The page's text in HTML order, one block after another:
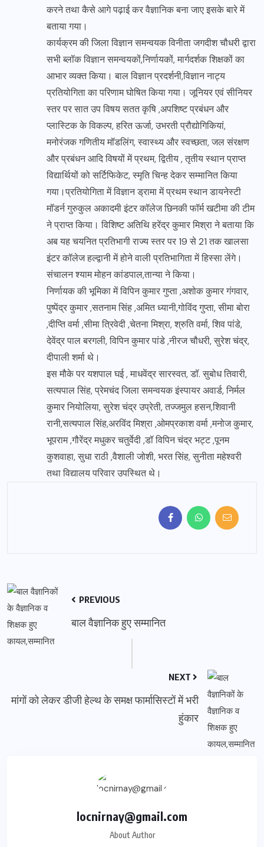
करने तथा कैसे आगे पढ़ाई कर वैज्ञानिक बना जाए इसके बारे में
बताया गया।
कार्यक्रम की जिला विज्ञान समन्वयक विनीता जगदीश चौधरी द्वारा
सभी ब्लॉक विज्ञान समन्वयकों,निर्णायकों, मार्गदर्शक शिक्षकों का
आभार व्यक्त किया। बाल विज्ञान प्रदर्शनी,विज्ञान नाट्य
प्रतियोगिता का परिणाम घोषित किया गया। जूनियर एवं सीनियर
स्तर पर सात उप विषय सतत कृषि ,अपशिष्ट प्रबंधन और
प्लास्टिक के विकल्प, हरित ऊर्जा, उभरती प्रौद्योगिकियां,
मनोरंजक गणितीय मॉडलिंग, स्वास्थ्य और स्वच्छता, जल संरक्षण
और प्रबंधन आदि विषयों में प्रथम, द्वितीय , तृतीय स्थान प्राप्त
विद्यार्थियों को सर्टिफिकेट, स्मृति चिन्ह देकर सम्मानित किया
गया।प्रतियोगिता में विज्ञान ड्रामा में प्रथम स्थान डायनेस्टी
मॉडर्न गुरुकुल अकादमी इंटर कॉलेज छिनकी फॉर्म खटीमा की टीम
ने प्राप्त किया। विशिष्ट अतिथि हरेंद्र कुमार मिश्रा ने बताया कि
अब यह चयनित प्रतिभागी राज्य स्तर पर 19 से 21 तक खालसा
इंटर कॉलेज हल्द्वानी में होने वाली प्रतिभागिता में हिस्सा लेंगे।
संचालन श्याम मोहन कांडपाल,तान्या ने किया।
निर्णायक की भूमिका में विपिन कुमार गुप्ता ,अशोक कुमार गंगवार,
पुष्पेंद्र कुमार ,सतनाम सिंह ,अमित ध्यानी,गोविंद गुप्ता, सीमा बोरा
,दीप्ति वर्मा ,सीमा त्रिवेदी ,चेतना मिश्रा, श्रुति वर्मा, शिव पांडे,
देवेंद्र पाल बरगली, विपिन कुमार पांडे ,नीरज चौधरी, सुरेश चंद्र,
दीपाली शर्मा थे।
इस मौके पर यशपाल घई , माधवेंद्र सारस्वत, डॉ. सुबोध तिवारी,
सत्यपाल सिंह, प्रेमचंद जिला समन्वयक इंस्पायर अवार्ड, निर्मल
कुमार नियोलिया, सुरेश चंद्र उप्रेती, तज्जमुल हसन,शिवानी
रानी,सत्यपाल सिंह,अरविंद मिश्रा ,ओमप्रकाश वर्मा ,मनोज कुमार,
भूपराम ,गौरेंद्र मधुकर चतुर्वेदी ,डॉ विपिन चंद्र भट्ट ,पूनम
कुशवाहा, सुधा राठी ,वैशाली जोशी, भरत सिंह, सुनीता महेश्वरी
तथा विद्यालय परिवार उपस्थित थे।
PREVIOUS
बाल वैज्ञानिक हुए सम्मानित
NEXT
मांगों को लेकर डीजी हेल्थ के समक्ष फार्मासिस्टों में भरी
हुंकार
locnirnay@gmail.com
About Author